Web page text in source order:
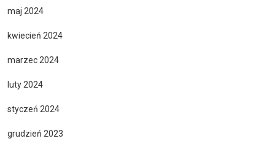
maj 2024
kwiecień 2024
marzec 2024
luty 2024
styczeń 2024
grudzień 2023